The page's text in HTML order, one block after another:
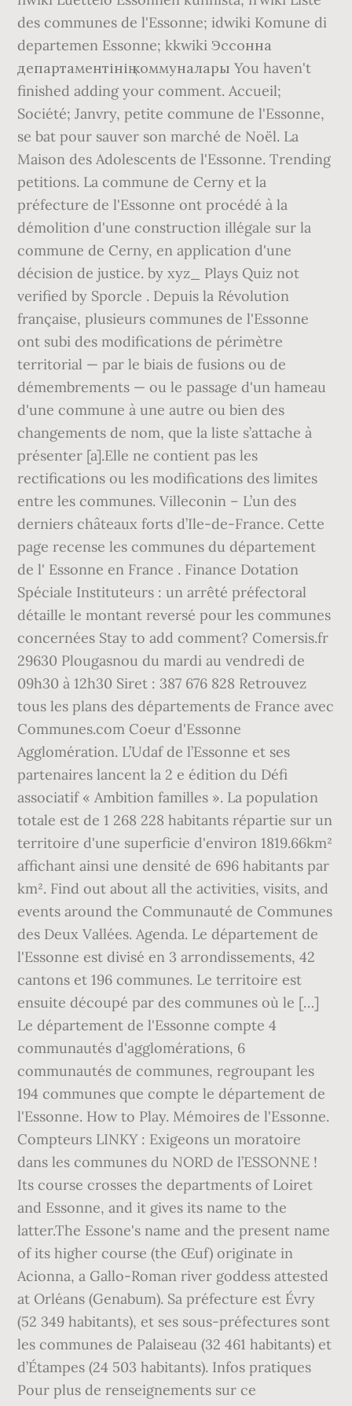
des communes de l'Essonne; idwiki Komune di
departemen Essonne; kkwiki Эссонна
департаментінің коммуналары You haven't
finished adding your comment. Accueil;
Société; Janvry, petite commune de l'Essonne,
se bat pour sauver son marché de Noël. La
Maison des Adolescents de l'Essonne. Trending
petitions. La commune de Cerny et la
préfecture de l'Essonne ont procédé à la
démolition d'une construction illégale sur la
commune de Cerny, en application d'une
décision de justice. by xyz_ Plays Quiz not
verified by Sporcle . Depuis la Révolution
française, plusieurs communes de l'Essonne
ont subi des modifications de périmètre
territorial — par le biais de fusions ou de
démembrements — ou le passage d'un hameau
d'une commune à une autre ou bien des
changements de nom, que la liste s’attache à
présenter [a].Elle ne contient pas les
rectifications ou les modifications des limites
entre les communes. Villeconin – L’un des
derniers châteaux forts d’Ile-de-France. Cette
page recense les communes du département
de l' Essonne en France . Finance Dotation
Spéciale Instituteurs : un arrêté préfectoral
détaille le montant reversé pour les communes
concernées Stay to add comment? Comersis.fr
29630 Plougasnou du mardi au vendredi de
09h30 à 12h30 Siret : 387 676 828 Retrouvez
tous les plans des départements de France avec
Communes.com Coeur d'Essonne
Agglomération. L’Udaf de l’Essonne et ses
partenaires lancent la 2 e édition du Défi
associatif « Ambition familles ». La population
totale est de 1 268 228 habitants répartie sur un
territoire d'une superficie d'environ 1819.66km²
affichant ainsi une densité de 696 habitants par
km². Find out about all the activities, visits, and
events around the Communauté de Communes
des Deux Vallées. Agenda. Le département de
l'Essonne est divisé en 3 arrondissements, 42
cantons et 196 communes. Le territoire est
ensuite découpé par des communes où le […]
Le département de l'Essonne compte 4
communautés d'agglomérations, 6
communautés de communes, regroupant les
194 communes que compte le département de
l'Essonne. How to Play. Mémoires de l'Essonne.
Compteurs LINKY : Exigeons un moratoire
dans les communes du NORD de l’ESSONNE !
Its course crosses the departments of Loiret
and Essonne, and it gives its name to the
latter.The Essone's name and the present name
of its higher course (the Œuf) originate in
Acionna, a Gallo-Roman river goddess attested
at Orléans (Genabum). Sa préfecture est Évry
(52 349 habitants), et ses sous-préfectures sont
les communes de Palaiseau (32 461 habitants) et
d’Étampes (24 503 habitants). Infos pratiques
Pour plus de renseignements sur ce